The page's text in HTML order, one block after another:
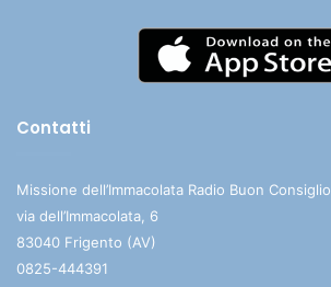
Contatti
Missione dell’Immacolata Radio Buon Consiglio
via dell’Immacolata, 6
83040 Frigento (AV)
0825-444391